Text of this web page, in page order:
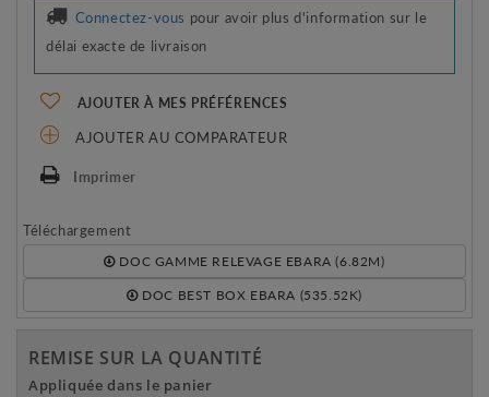
Connectez-vous pour avoir plus d'information sur le
délai exacte de livraison
AJOUTER À MES PRÉFÉRENCES
AJOUTER AU COMPARATEUR
Imprimer
Téléchargement
DOC GAMME RELEVAGE EBARA (6.82M)
DOC BEST BOX EBARA (535.52K)
REMISE SUR LA QUANTITÉ
Appliquée dans le panier